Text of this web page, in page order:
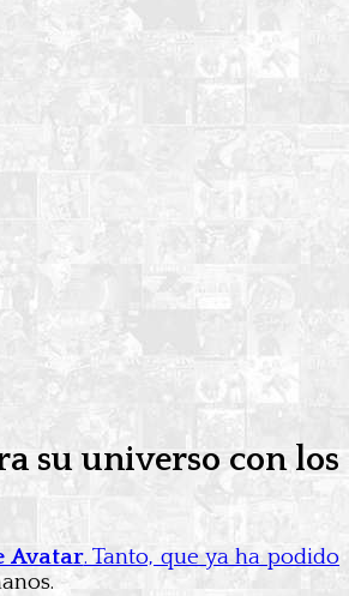
su universo con los
Avatar. Tanto, que ya ha podido